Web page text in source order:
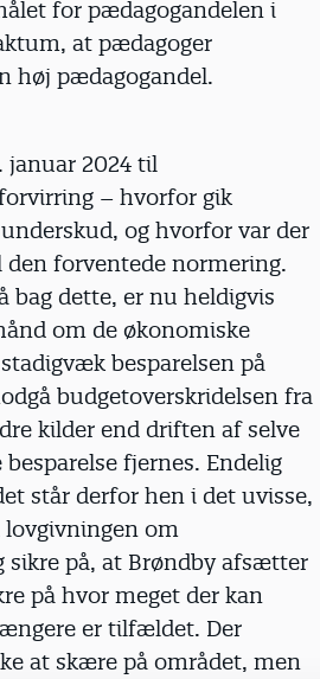
for pædagogandelen i
at pædagoger
høj pædagogandel.
januar 2024 til
– hvorfor gik
og hvorfor var der
forventede normering.
bag dette, er nu heldigvis
om de økonomiske
besparelsen på
budgetoverskridelsen fra
kilder end driften af selve
fjernes. Endelig
står derfor hen i det uvisse,
om
på, at Brøndby afsætter
på hvor meget der kan
er tilfældet. Der
at skære på området, men